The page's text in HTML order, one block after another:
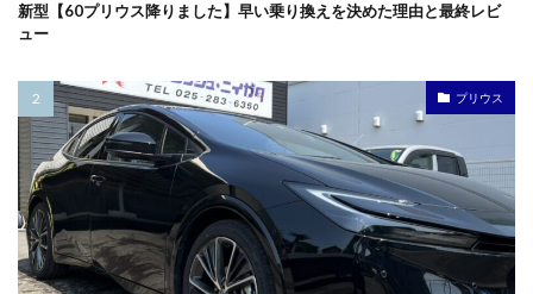
新型【60プリウス降りました】早い乗り換えを決めた理由と最終レビ
ュー
プリウス